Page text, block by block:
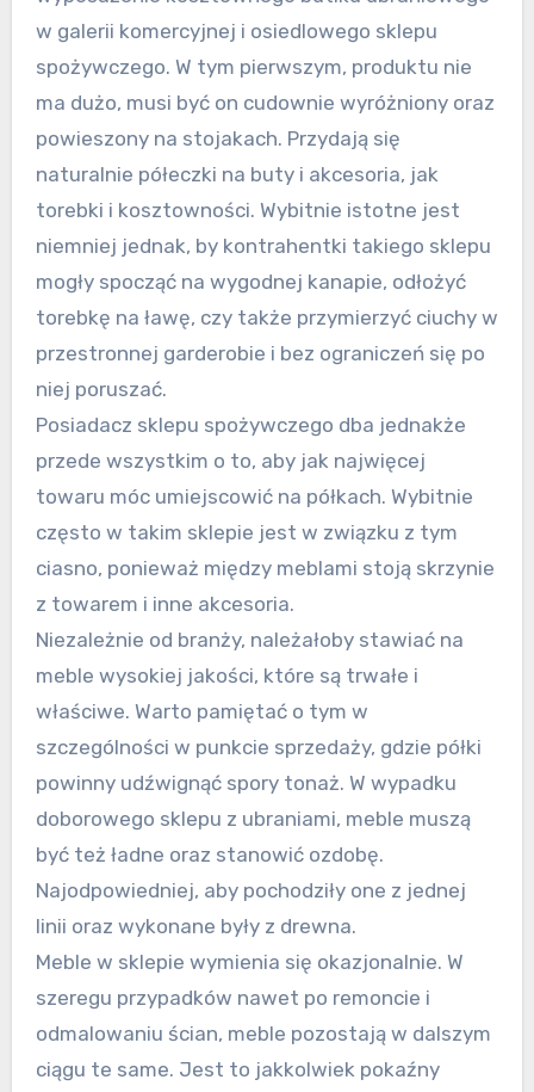
w galerii komercyjnej i osiedlowego sklepu
spożywczego. W tym pierwszym, produktu nie
ma dużo, musi być on cudownie wyróżniony oraz
powieszony na stojakach. Przydają się
naturalnie półeczki na buty i akcesoria, jak
torebki i kosztowności. Wybitnie istotne jest
niemniej jednak, by kontrahentki takiego sklepu
mogły spocząć na wygodnej kanapie, odłożyć
torebkę na ławę, czy także przymierzyć ciuchy w
przestronnej garderobie i bez ograniczeń się po
niej poruszać.
Posiadacz sklepu spożywczego dba jednakże
przede wszystkim o to, aby jak najwięcej
towaru móc umiejscowić na półkach. Wybitnie
często w takim sklepie jest w związku z tym
ciasno, ponieważ między meblami stoją skrzynie
z towarem i inne akcesoria.
Niezależnie od branży, należałoby stawiać na
meble wysokiej jakości, które są trwałe i
właściwe. Warto pamiętać o tym w
szczególności w punkcie sprzedaży, gdzie półki
powinny udźwignąć spory tonaż. W wypadku
doborowego sklepu z ubraniami, meble muszą
być też ładne oraz stanowić ozdobę.
Najodpowiedniej, aby pochodziły one z jednej
linii oraz wykonane były z drewna.
Meble w sklepie wymienia się okazjonalnie. W
szeregu przypadków nawet po remoncie i
odmalowaniu ścian, meble pozostają w dalszym
ciągu te same. Jest to jakkolwiek pokaźny